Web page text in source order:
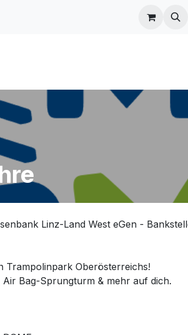
Linz-Land West eGen -
Trampolinpark Oberösterreichs!
Bag-Sprungturm & mehr auf dich.